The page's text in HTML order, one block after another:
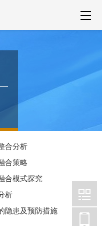
合分析
合策略
合模式探究
析
隐患及预防措施